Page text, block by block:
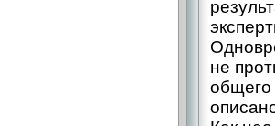
не
общего